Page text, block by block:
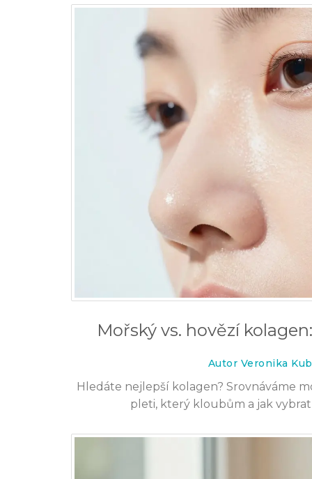
Mořský vs. hovězí
Autor Veronika
Hledáte nejlepší kolagen? Srovnáváme
pleti, který kloubům a jak